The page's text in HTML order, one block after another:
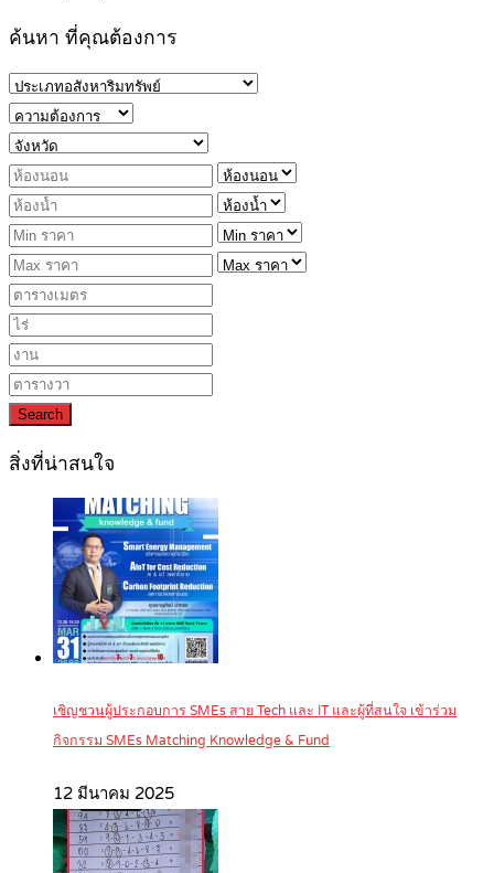
ค้นหา ที่คุณต้องการ
Search
สิ่งที่น่าสนใจ
เชิญชวนผู้ประกอบการ SMEs สาย Tech และ IT และผู้ที่สนใจ เข้าร่วม
กิจกรรม SMEs Matching Knowledge & Fund
12 มีนาคม 2025